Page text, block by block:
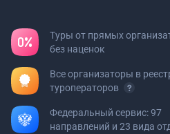
Туры от прямых
без наценок
Все организаторы в
туроператоров
Федеральный сервис: 97
направлений и 23 вида